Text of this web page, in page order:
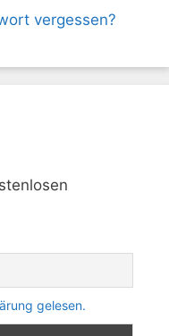
vergessen?
gelesen.